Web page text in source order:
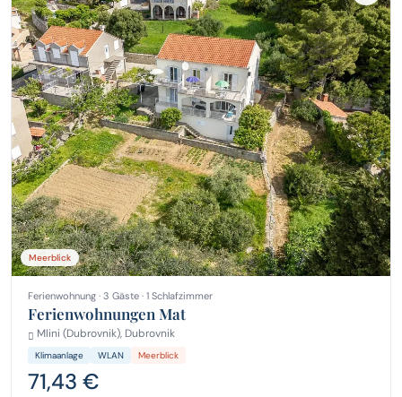
Meerblick
Ferienwohnung · 3 Gäste · 1 Schlafzimmer
Ferienwohnungen Mat
Mlini (Dubrovnik), Dubrovnik
Klimaanlage WLAN Meerblick
71,43 €